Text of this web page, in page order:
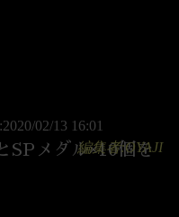
02/13 16:01
SPメダル×10個を
編集者:OYAJI